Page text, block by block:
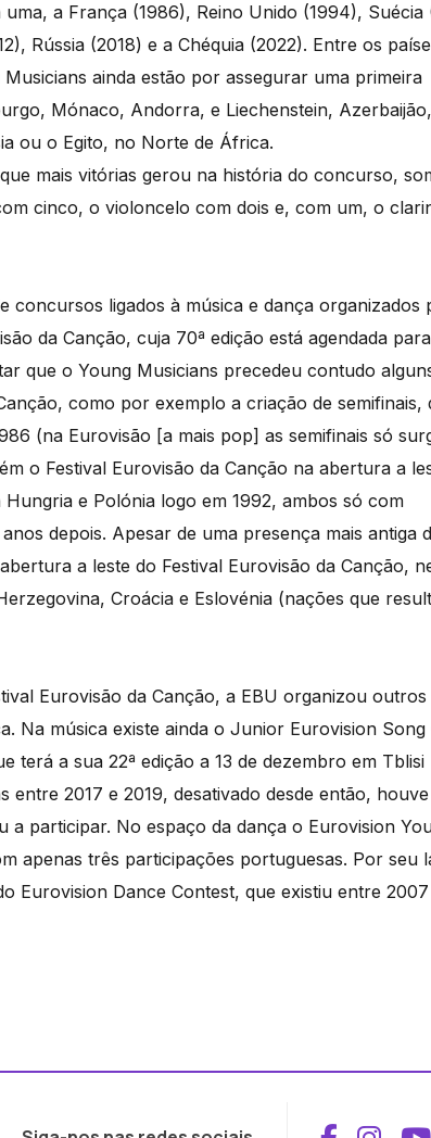
a França (1986), Reino Unido (1994), Suécia
Rússia (2018) e a Chéquia (2022). Entre os
ainda estão por assegurar uma primeira
Mónaco, Andorra, e Liechenstein,
ou o Egito, no Norte de África.
mais vitórias gerou na história do concurso,
cinco, o violoncelo com dois e, com um, o
concursos ligados à música e dança organizados
da Canção, cuja 70ª edição está agendada
que o Young Musicians precedeu contudo
como por exemplo a criação de semifinais,
(na Eurovisão [a mais pop] as semifinais só
o Festival Eurovisão da Canção na abertura a
e Polónia logo em 1992, ambos só com
depois. Apesar de uma presença mais antiga
a leste do Festival Eurovisão da Canção,
Croácia e Eslovénia (nações que
Eurovisão da Canção, a EBU organizou outros
Na música existe ainda o Junior Eurovision Song
terá a sua 22ª edição a 13 de dezembro em Tblisi
entre 2017 e 2019, desativado desde então,
participar. No espaço da dança o Eurovision
apenas três participações portuguesas. Por seu
Eurovision Dance Contest, que existiu entre